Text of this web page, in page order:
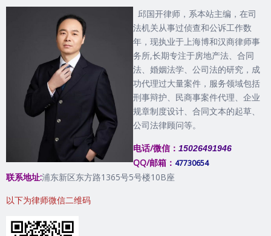
邱国开律师，系本站主编，在司
法机关从事过侦查和公诉工作数
年，现执业于上海博和汉商律师事
务所,长期专注于房地产法、合同
法、婚姻法学、公司法的研究，成
功代理过大量案件，服务领域包括
刑事辩护、民商事案件代理、企业
规章制度设计、合同文本的起草、
公司法律顾问等。
电话/微信： 15026491946
QQ/邮箱： 47730654
联系地址:浦东新区东方路1365号5号楼10B座
以下为律师微信二维码